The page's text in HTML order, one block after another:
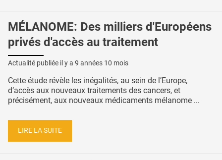
MÉLANOME: Des milliers d'Européens
privés d'accès au traitement
Actualité publiée il y a 9 années 10 mois
Cette étude révèle les inégalités, au sein de l’Europe,
d’accès aux nouveaux traitements des cancers, et
précisément, aux nouveaux médicaments mélanome ...
LIRE LA SUITE